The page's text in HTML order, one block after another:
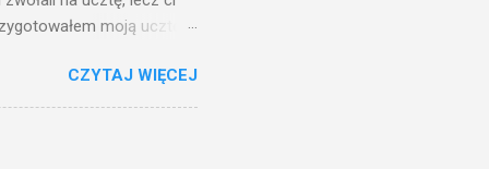
moją ucztę:
Na to król uniósł się
sługom: Uczta
na ucztę wszystkich,
I sala zapełniła się
CZYTAJ WIĘCEJ